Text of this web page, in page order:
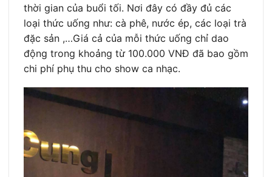
thời gian của buổi tối. Nơi đây có đầy đủ các
loại thức uống như: cà phê, nước ép, các loại trà
đặc sản ,…Giá cả của mỗi thức uống chỉ dao
động trong khoảng từ 100.000 VNĐ đã bao gồm
chi phí phụ thu cho show ca nhạc.